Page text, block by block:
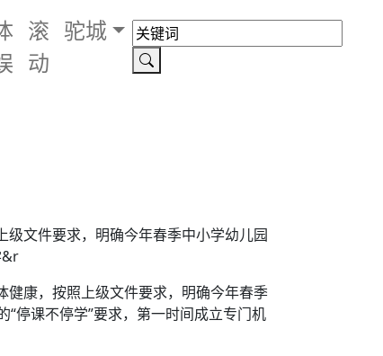
滚
动
驼城
文件要求，明确今年春季中小学幼儿园
&r
康，按照上级文件要求，明确今年春季
停课不停学”要求，第一时间成立专门机